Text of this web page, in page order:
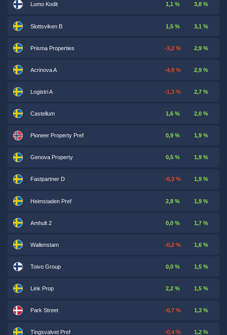
Lumo Kodit 1,1 % 3,8 %
Slottsviken B 1,5 % 3,1 %
Prisma Properties -3,2 % 2,9 %
Acrinova A -4,9 % 2,9 %
Logistri A -1,3 % 2,7 %
Castellum 1,6 % 2,0 %
Pioneer Property Pref 0,9 % 1,9 %
Genova Property 0,5 % 1,9 %
Fastpartner D -0,3 % 1,9 %
Heimstaden Pref 2,8 % 1,9 %
Amhult 2 0,0 % 1,7 %
Wallenstam -0,2 % 1,6 %
Toivo Group 0,0 % 1,5 %
Link Prop 2,2 % 1,5 %
Park Street -0,7 % 1,3 %
Tingsvalvet Pref -0,4 % 1,2 %